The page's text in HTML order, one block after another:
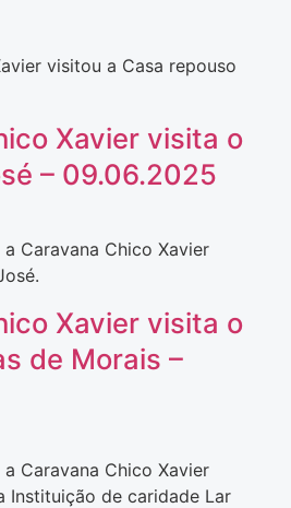
visitou a Casa repouso
Xavier visita o
– 09.06.2025
Caravana Chico Xavier
Xavier visita o
de Morais –
Caravana Chico Xavier
Instituição de caridade Lar